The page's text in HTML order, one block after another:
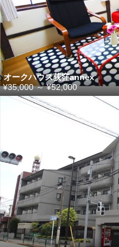
オークハウス荻窪annex
¥35,000～¥52,000